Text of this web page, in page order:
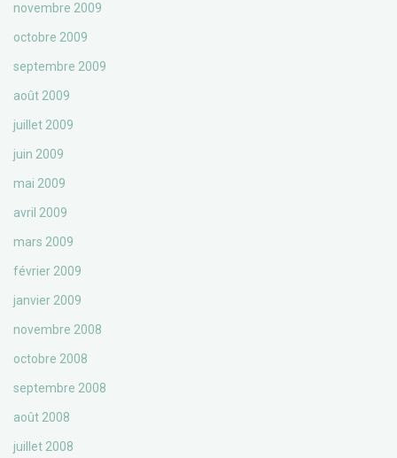
novembre 2009
octobre 2009
septembre 2009
août 2009
juillet 2009
juin 2009
mai 2009
avril 2009
mars 2009
février 2009
janvier 2009
novembre 2008
octobre 2008
septembre 2008
août 2008
juillet 2008